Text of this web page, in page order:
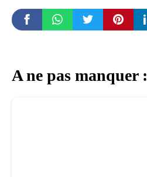
A ne pas manquer :